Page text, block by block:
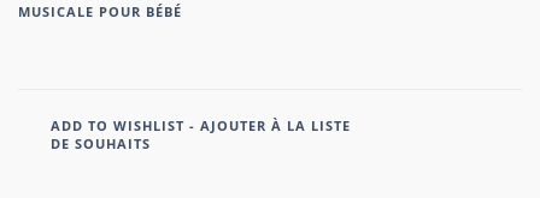
MUSICALE POUR BÉBÉ
ADD TO WISHLIST - AJOUTER À LA LISTE
DE SOUHAITS